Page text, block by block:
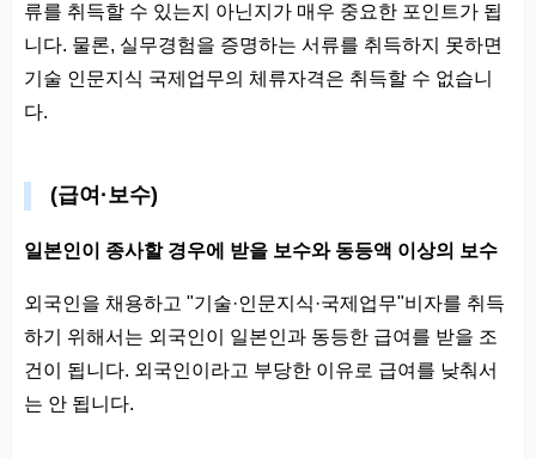
류를 취득할 수 있는지 아닌지가 매우 중요한 포인트가 됩
니다. 물론, 실무경험을 증명하는 서류를 취득하지 못하면
기술 인문지식 국제업무의 체류자격은 취득할 수 없습니
다.
(급여·보수)
일본인이 종사할 경우에 받을 보수와 동등액 이상의 보수
외국인을 채용하고 "기술·인문지식·국제업무"비자를 취득
하기 위해서는 외국인이 일본인과 동등한 급여를 받을 조
건이 됩니다. 외국인이라고 부당한 이유로 급여를 낮춰서
는 안 됩니다.